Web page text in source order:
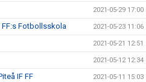
2021-05-29 17:00
FF:s Fotbollsskola 2021-05-23 11:06
2021-05-21 12:51
2021-05-12 12:34
IF FF 2021-05-11 15:03